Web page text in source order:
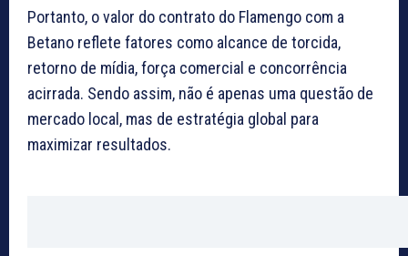
Portanto, o valor do contrato do Flamengo com a
Betano reflete fatores como alcance de torcida,
retorno de mídia, força comercial e concorrência
acirrada. Sendo assim, não é apenas uma questão de
mercado local, mas de estratégia global para
maximizar resultados.